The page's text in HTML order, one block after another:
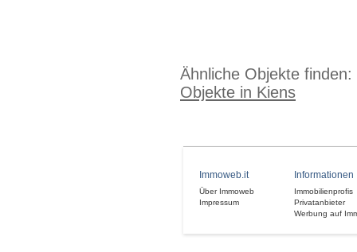
Ähnliche Objekte finden:
Objekte in Kiens
Immoweb.it
Über Immoweb
Impressum
Informationen
Immobilienprofis
Privatanbieter
Werbung auf